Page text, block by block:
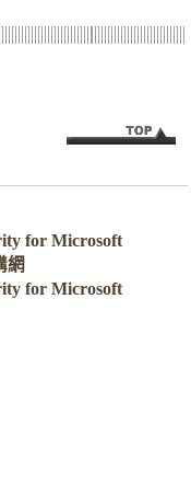
for Microsoft
網
for Microsoft